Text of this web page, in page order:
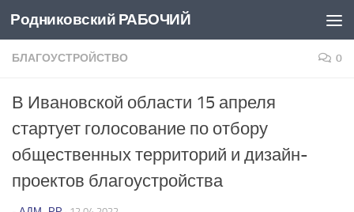
Перейти к содержимому
Родниковский РАБОЧИЙ
БЛАГОУСТРОЙСТВО 0
В Ивановской области 15 апреля
стартует голосование по отбору
общественных территорий и дизайн-
проектов благоустройства